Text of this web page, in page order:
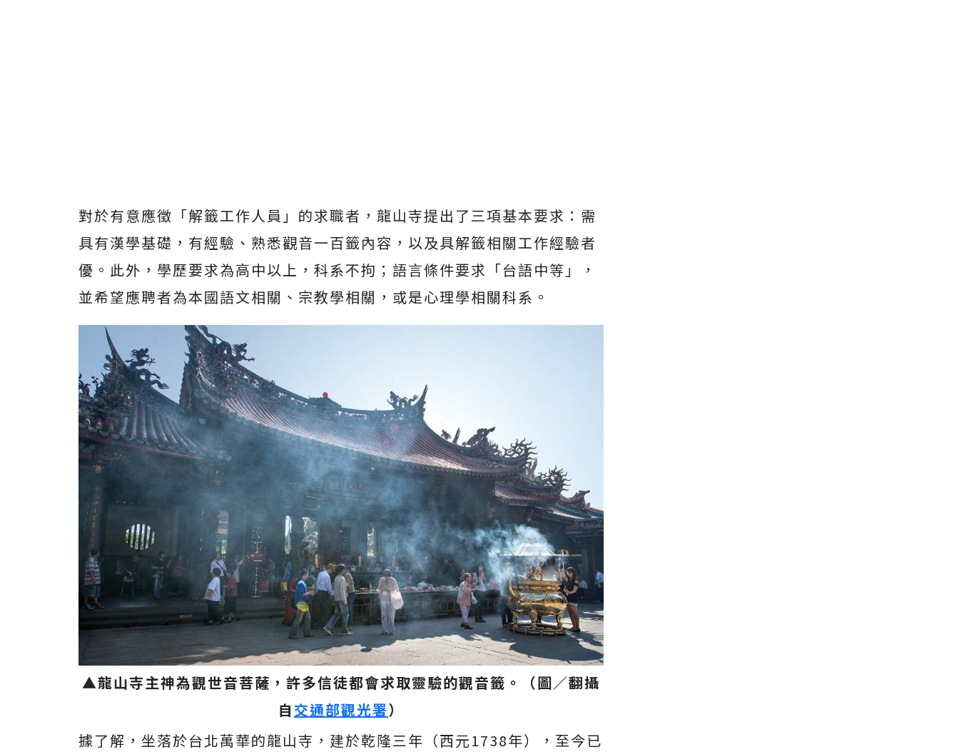
對於有意應徵「解籤工作人員」的求職者，龍山寺提出了三項基本要求：需
具有漢學基礎，有經驗、熟悉觀音一百籤內容，以及具解籤相關工作經驗者
優。 此外，學歷要求為高中以上，科系不拘；語言條件要求「台語中等」，
並希望應聘者為本國語文相關、宗教學相關，或是心理學相關科系。
▲龍山寺主神為觀世音菩薩，許多信徒都會求取靈驗的觀音籤。（圖／翻攝
自 交通部觀光署）
據了解，坐落於台北萬華的龍山寺， 建於乾隆三年（西元1738年），至今已